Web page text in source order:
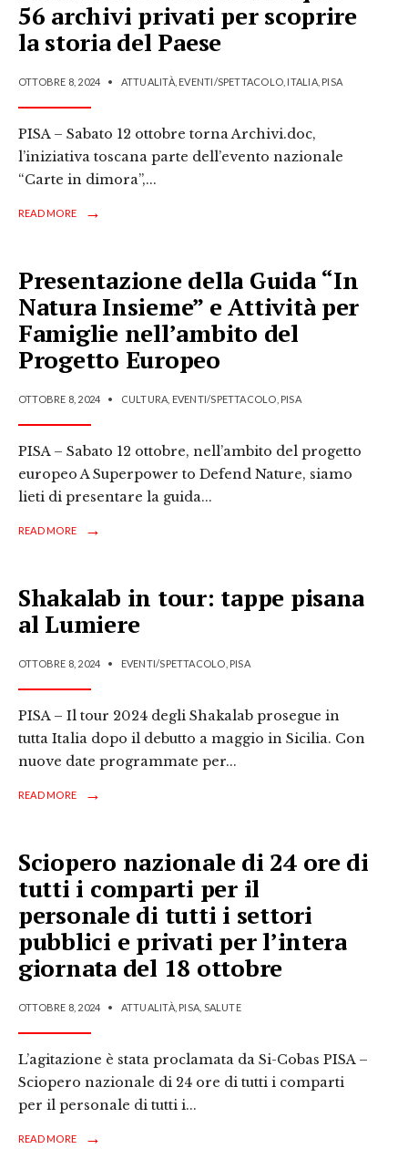
56 archivi privati per scoprire
la storia del Paese
OTTOBRE 8, 2024 • ATTUALITÀ, EVENTI/SPETTACOLO, ITALIA, PISA
PISA – Sabato 12 ottobre torna Archivi.doc,
l’iniziativa toscana parte dell’evento nazionale
“Carte in dimora”,...
READ MORE →
Presentazione della Guida “In
Natura Insieme” e Attività per
Famiglie nell’ambito del
Progetto Europeo
OTTOBRE 8, 2024 • CULTURA EVENTI/SPETTACOLO PISA
PISA – Sabato 12 ottobre, nell’ambito del progetto
europeo A Superpower to Defend Nature, siamo
lieti di presentare la guida...
READ MORE →
Shakalab in tour: tappe pisana
al Lumiere
OTTOBRE 8, 2024 • EVENTI/SPETTACOLO PISA
PISA – Il tour 2024 degli Shakalab prosegue in
tutta Italia dopo il debutto a maggio in Sicilia. Con
nuove date programmate per...
READ MORE →
Sciopero nazionale di 24 ore di
tutti i comparti per il
personale di tutti i settori
pubblici e privati per l’intera
giornata del 18 ottobre
OTTOBRE 8, 2024 • ATTUALITÀ, PISA SALUTE
L’agitazione è stata proclamata da Si-Cobas PISA –
Sciopero nazionale di 24 ore di tutti i comparti
per il personale di tutti i...
READ MORE →